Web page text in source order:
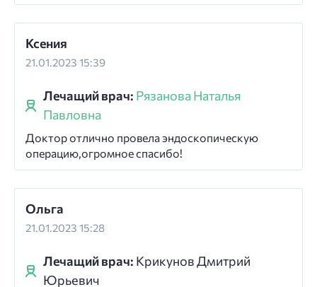
Ксения
21.01.2023 15:39
Лечащий врач: Рязанова Наталья
Павловна
Доктор отлично провела эндоскопическую
операцию,огромное спасибо!
Ольга
21.01.2023 15:28
Лечащий врач: Крикунов Дмитрий
Юрьевич